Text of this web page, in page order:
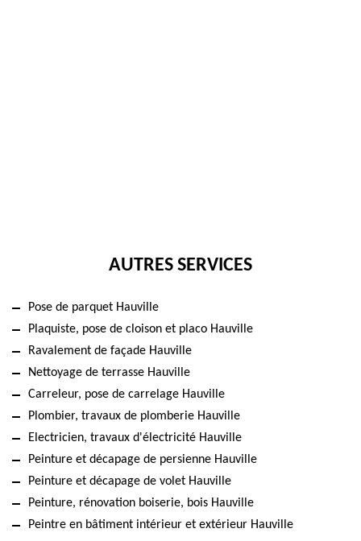
AUTRES SERVICES
Pose de parquet Hauville
Plaquiste, pose de cloison et placo Hauville
Ravalement de façade Hauville
Nettoyage de terrasse Hauville
Carreleur, pose de carrelage Hauville
Plombier, travaux de plomberie Hauville
Electricien, travaux d'électricité Hauville
Peinture et décapage de persienne Hauville
Peinture et décapage de volet Hauville
Peinture, rénovation boiserie, bois Hauville
Peintre en bâtiment intérieur et extérieur Hauville